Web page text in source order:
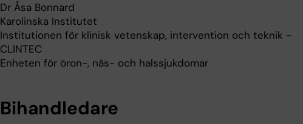
Dr Åsa Bonnard
Karolinska Institutet
Institutionen för klinisk vetenskap, intervention och teknik -
CLINTEC
Enheten för öron-, näs- och halssjukdomar
Bihandledare